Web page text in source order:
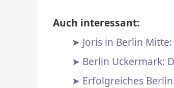
Auch interessant:
Joris in Berlin
Berlin Uckermark:
Erfolgreiches